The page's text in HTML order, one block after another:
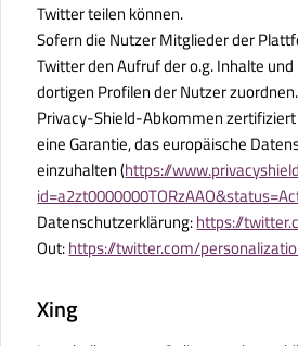
Twitter teilen können.
Sofern die Nutzer Mitglieder der
Twitter den Aufruf der o.g. Inhalte
dortigen Profilen der Nutzer
Privacy-Shield-Abkommen
eine Garantie, das europäische
einzuhalten (https://
Datenschutzerklärung:https://
Out:https://twitter.com/
Xing